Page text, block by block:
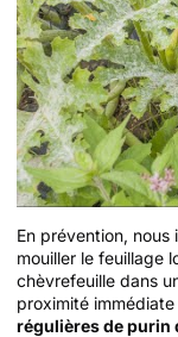
En prévention, nous
mouiller le feuillage
chèvrefeuille dans
proximité immédiate
régulières de purin